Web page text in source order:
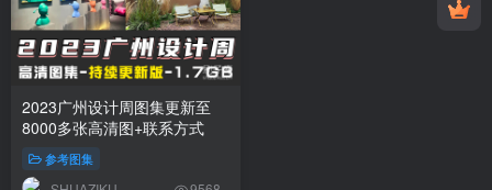
2023广州设计周图集更新至
8000多张高清图+联系方式
参考图集